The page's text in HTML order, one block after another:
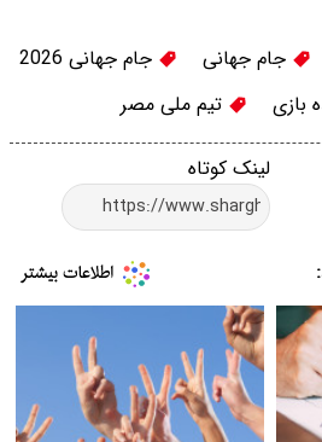
جام جهانی
جام جهانی 2026
بازی
تیم ملی مصر
لینک کوتاه